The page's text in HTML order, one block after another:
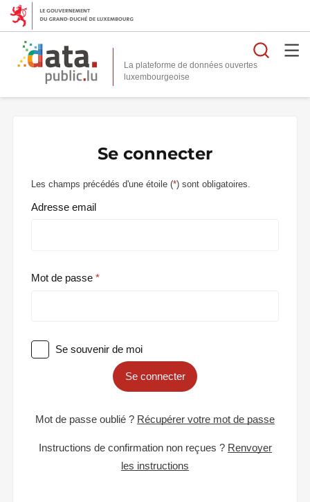
La plateforme de données ouvertes
Se connecter
Les champs précédés d'une étoile (*) sont obligatoires.
Adresse email
Mot de passe
Se souvenir de moi
Se connecter
Mot de passe oublié ? Récupérer votre mot de passe
Instructions de confirmation non reçues ? Renvoyer
les instructions